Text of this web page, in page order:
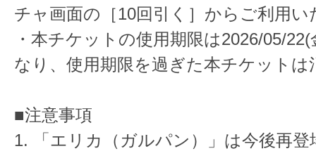
チャ画面の［10回引く］からご利用
・本チケットの使用期限は2026/05/
なり、使用期限を過ぎた本チケットは
■注意事項
1. 「エリカ（ガルパン）」は今後再